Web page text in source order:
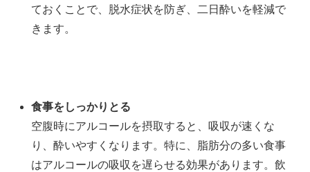
ておくことで、脱水症状を防ぎ、二日酔いを軽減で
きます。
食事をしっかりとる
空腹時にアルコールを摂取すると、吸収が速くな
り、酔いやすくなります。特に、脂肪分の多い食事
はアルコールの吸収を遅らせる効果があります。飲